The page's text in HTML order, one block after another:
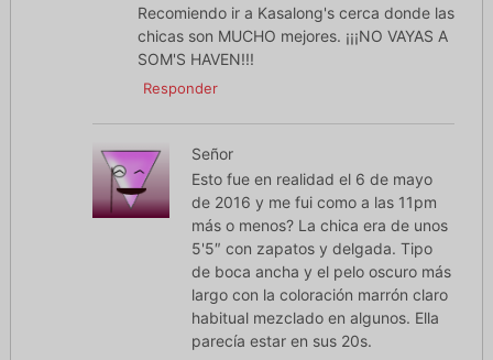
Recomiendo ir a Kasalong's cerca donde las
chicas son MUCHO mejores. ¡¡¡NO VAYAS A
SOM'S HAVEN!!!
Responder
Señor
Esto fue en realidad el 6 de mayo
de 2016 y me fui como a las 11pm
más o menos? La chica era de unos
5'5″ con zapatos y delgada. Tipo
de boca ancha y el pelo oscuro más
largo con la coloración marrón claro
habitual mezclado en algunos. Ella
parecía estar en sus 20s.